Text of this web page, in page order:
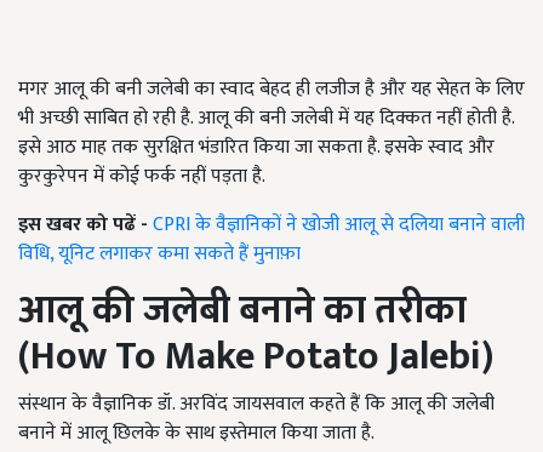
मगर आलू की बनी जलेबी का स्वाद बेहद ही लजीज है और यह सेहत के लिए
भी अच्छी साबित हो रही है. आलू की बनी जलेबी में यह दिक्कत नहीं होती है.
इसे आठ माह तक सुरक्षित भंडारित किया जा सकता है. इसके स्वाद और
कुरकुरेपन में कोई फर्क नहीं पड़ता है.
इस खबर को पढें -CPRI के वैज्ञानिकों ने खोजी आलू से दलिया बनाने वाली
विधि, यूनिट लगाकर कमा सकते हैं मुनाफ़ा
आलू की जलेबी बनाने का तरीका
(How To Make Potato Jalebi)
संस्थान के वैज्ञानिक डॉ. अरविंद जायसवाल कहते हैं कि आलू की जलेबी
बनाने में आलू छिलके के साथ इस्तेमाल किया जाता है.